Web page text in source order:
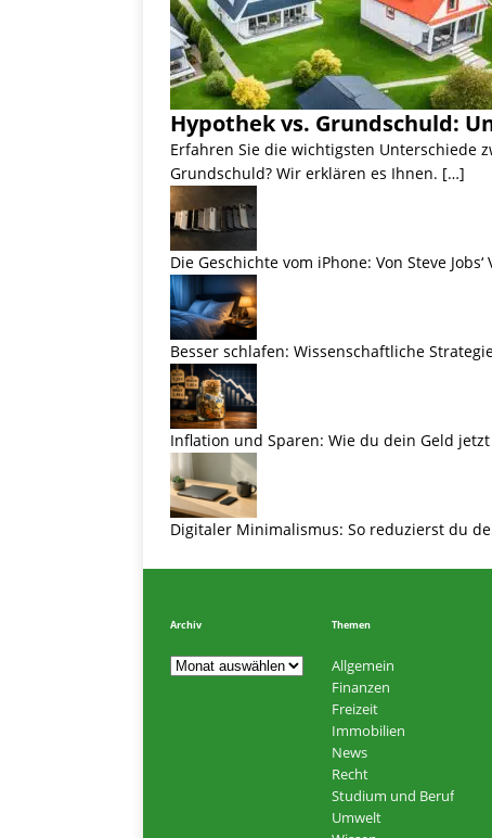
Hypothek vs. Grundschuld:
Erfahren Sie die wichtigsten Unterschiede
Grundschuld? Wir erklären es Ihnen. […]
Die Geschichte vom iPhone: Von Steve
Besser schlafen: Wissenschaftliche
Inflation und Sparen: Wie du dein Geld
Digitaler Minimalismus: So reduzierst du
Archiv Themen
Allgemein
Finanzen
Freizeit
Immobilien
News
Recht
Studium und Beruf
Umwelt